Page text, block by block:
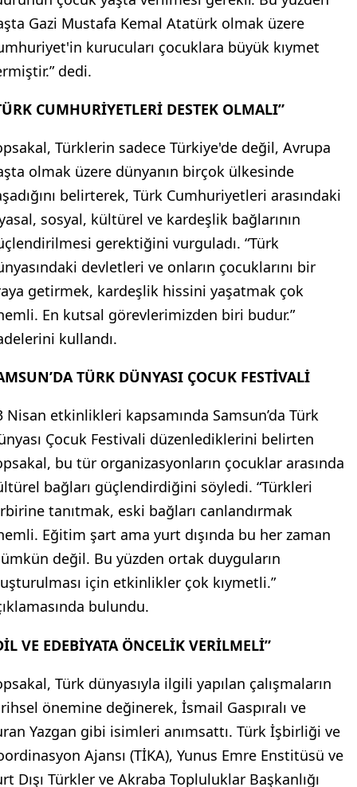
Gazi Mustafa Kemal Atatürk olmak üzere
kurucuları çocuklara büyük kıymet
dedi.
CUMHURİYETLERİ DESTEK OLMALI”
Türklerin sadece Türkiye'de değil, Avrupa
olmak üzere dünyanın birçok ülkesinde
belirterek, Türk Cumhuriyetleri arasındaki
sosyal, kültürel ve kardeşlik bağlarının
gerektiğini vurguladı. “Türk
devletleri ve onların çocuklarını bir
getirmek, kardeşlik hissini yaşatmak çok
En kutsal görevlerimizden biri budur.”
kullandı.
TÜRK DÜNYASI ÇOCUK FESTİVALİ
Nisan etkinlikleri kapsamında Samsun’da Türk
Çocuk Festivali düzenlediklerini belirten
bu tür organizasyonların çocuklar arasında
bağları güçlendirdiğini söyledi. “Türkleri
tanıtmak, eski bağları canlandırmak
Eğitim şart ama yurt dışında bu her zaman
değil. Bu yüzden ortak duyguların
için etkinlikler çok kıymetli.”
bulundu.
VE EDEBİYATA ÖNCELİK VERİLMELİ”
Türk dünyasıyla ilgili yapılan çalışmaların
önemine değinerek, İsmail Gaspıralı ve
Yazgan gibi isimleri anımsattı. Türk İşbirliği ve
Ajansı (TİKA), Yunus Emre Enstitüsü ve
Dışı Türkler ve Akraba Topluluklar Başkanlığı